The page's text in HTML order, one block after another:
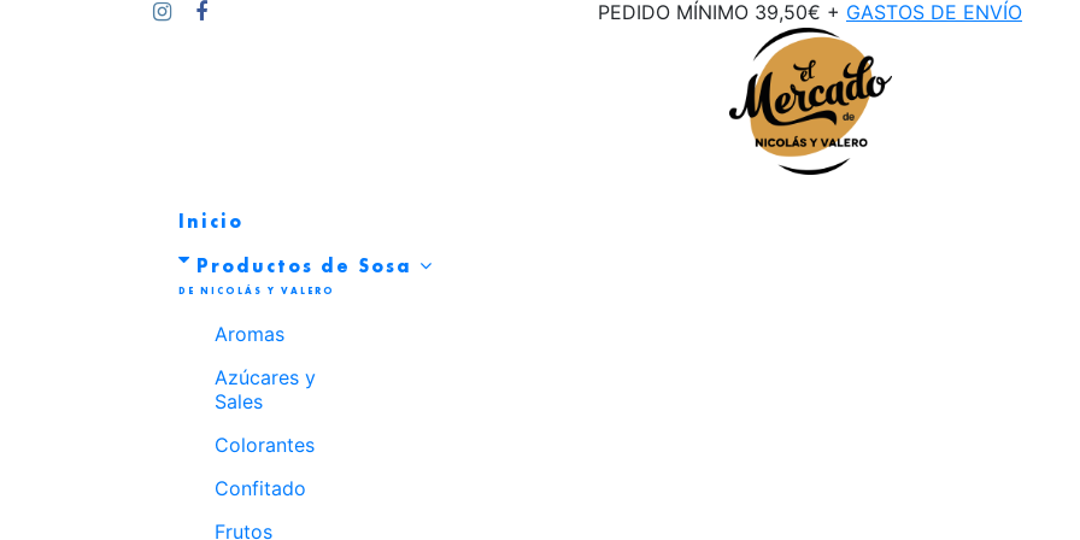
PEDIDO MÍNIMO 39,50€ + GASTOS DE ENVÍO
Inicio
Productos de Sosa
Aromas
Azúcares y
Sales
Colorantes
Confitado
Frutos